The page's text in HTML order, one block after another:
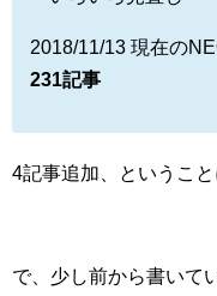
2018/11/13 現在の
231記事
4記事追加、ということ
で、少し前から書いて